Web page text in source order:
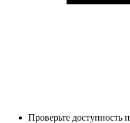
Проверьте доступность